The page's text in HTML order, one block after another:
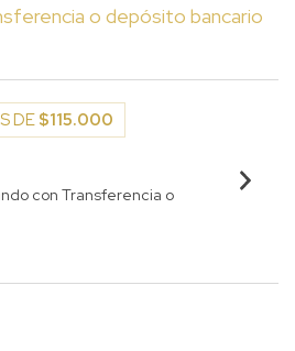
o depósito bancario
DE $115.000
con Transferencia o